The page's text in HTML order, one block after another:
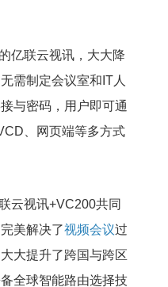
亿联云视讯，大大降
需制定会议室和IT人
与密码，用户即可通
、网页端等多方式
云视讯+VC200共同
美解决了视频会议过
大提升了跨国与跨区
全球智能路由选择技